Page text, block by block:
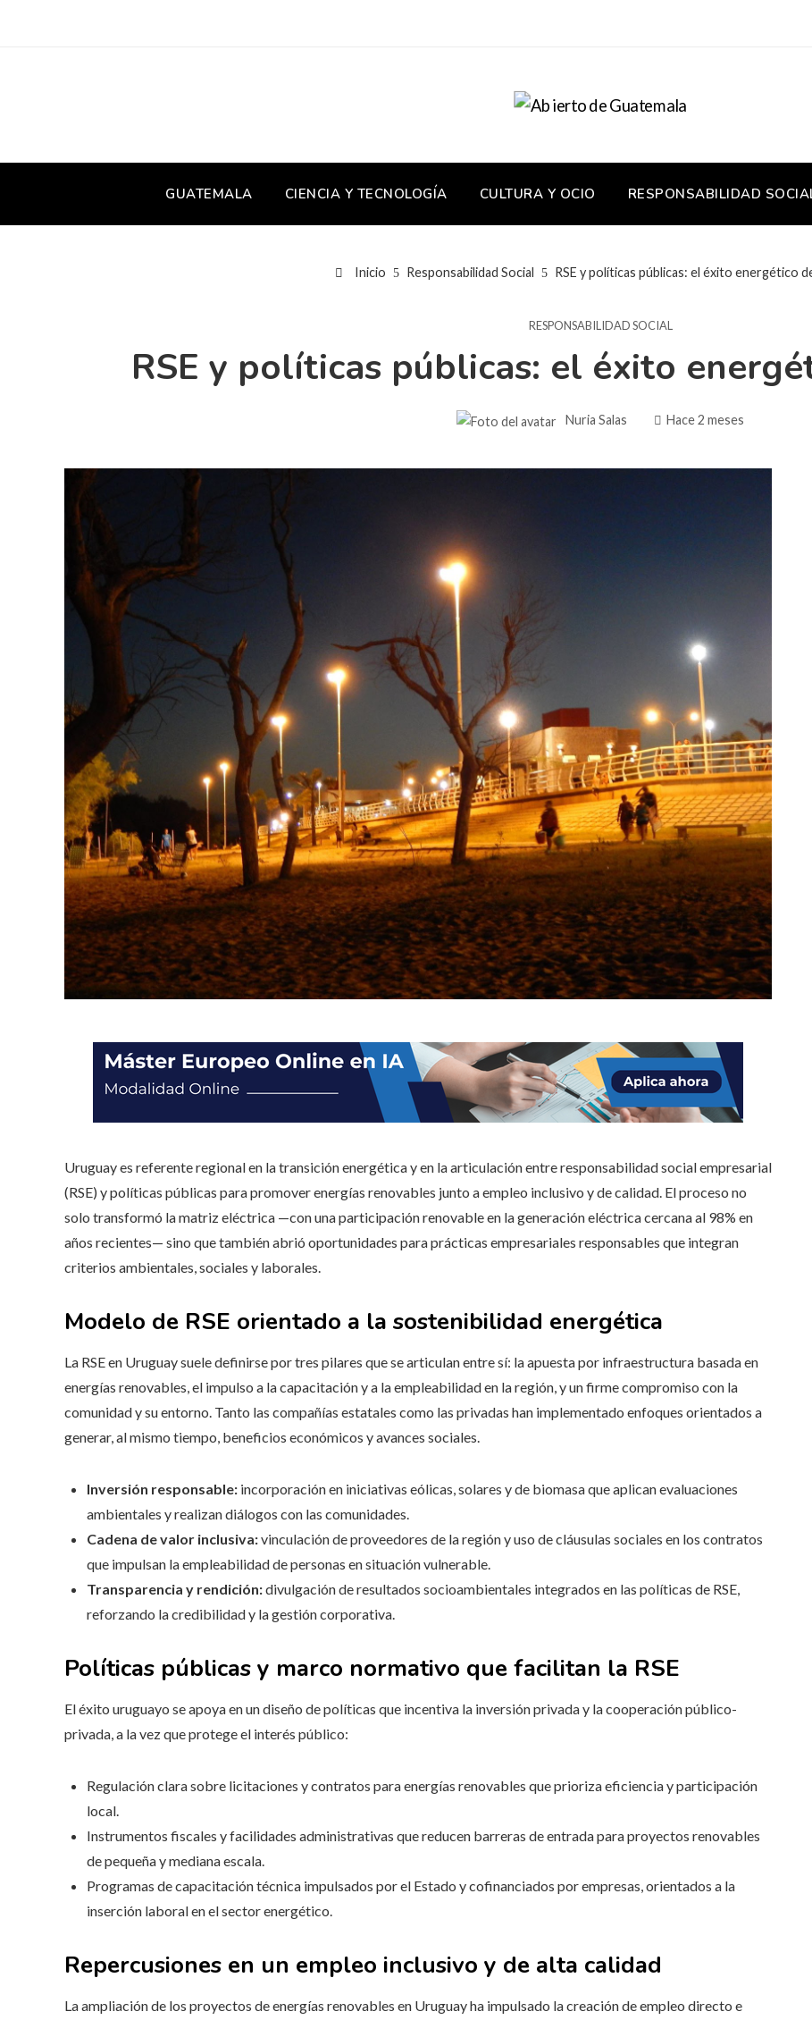
GUATEMALA CIENCIA Y TECNOLOGÍA CULTURA Y OCIO RESPONSABILIDAD
Inicio Responsabilidad Social RSE y políticas públicas: el éxito energético
RESPONSABILIDAD SOCIAL
RSE y políticas públicas: el éxito
Nuria Salas Hace 2 meses
Uruguay es referente regional en la transición energética y en la articulación entre responsabilidad social empresarial
(RSE) y políticas públicas para promover energías renovables junto a empleo inclusivo y de calidad. El proceso no
solo transformó la matriz eléctrica —con una participación renovable en la generación eléctrica cercana al 98% en
años recientes— sino que también abrió oportunidades para prácticas empresariales responsables que integran
criterios ambientales, sociales y laborales.
Modelo de RSE orientado a la sostenibilidad energética
La RSE en Uruguay suele definirse por tres pilares que se articulan entre sí: la apuesta por infraestructura basada en
energías renovables, el impulso a la capacitación y a la empleabilidad en la región, y un firme compromiso con la
comunidad y su entorno. Tanto las compañías estatales como las privadas han implementado enfoques orientados a
generar, al mismo tiempo, beneficios económicos y avances sociales.
Inversión responsable: incorporación en iniciativas eólicas, solares y de biomasa que aplican evaluaciones
ambientales y realizan diálogos con las comunidades.
Cadena de valor inclusiva:vinculación de proveedores de la región y uso de cláusulas sociales en los contratos
que impulsan la empleabilidad de personas en situación vulnerable.
Transparencia y rendición:divulgación de resultados socioambientales integrados en las políticas de RSE,
reforzando la credibilidad y la gestión corporativa.
Políticas públicas y marco normativo que facilitan la RSE
El éxito uruguayo se apoya en un diseño de políticas que incentiva la inversión privada y la cooperación público-
privada, a la vez que protege el interés público:
Regulación clara sobre licitaciones y contratos para energías renovables que prioriza eficiencia y participación
local.
Instrumentos fiscales y facilidades administrativas que reducen barreras de entrada para proyectos renovables
de pequeña y mediana escala.
Programas de capacitación técnica impulsados por el Estado y cofinanciados por empresas, orientados a la
inserción laboral en el sector energético.
Repercusiones en un empleo inclusivo y de alta calidad
La ampliación de los proyectos de energías renovables en Uruguay ha impulsado la creación de empleo directo e